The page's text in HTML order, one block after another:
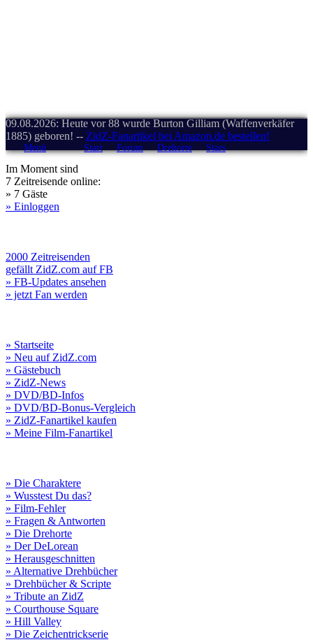
09.08.2026: Heute vor 88 wurde Burton Gilliam (Waffenverkäfer
1885) geboren! -- ZidZ-Fanartikel bei Amazon.de bestellen!
Menü Start Forum Drehorte Stars
Im Moment sind
7 Zeitreisende online:
» 7 Gäste
» Einloggen
2000 Zeitreisenden
gefällt ZidZ.com auf FB
» FB-Updates ansehen
» jetzt Fan werden
» Startseite
» Neu auf ZidZ.com
» Gästebuch
» ZidZ-News
» DVD/BD-Infos
» DVD/BD-Bonus-Vergleich
» ZidZ-Fanartikel kaufen
» Meine Film-Fanartikel
» Die Charaktere
» Wusstest Du das?
» Film-Fehler
» Fragen & Antworten
» Die Drehorte
» Der DeLorean
» Herausgeschnitten
» Alternative Drehbücher
» Drehbücher & Scripte
» Tribute an ZidZ
» Courthouse Square
» Hill Valley
» Die Zeichentrickserie